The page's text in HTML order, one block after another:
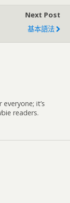
Next Post
基本語法
it’s
readers.